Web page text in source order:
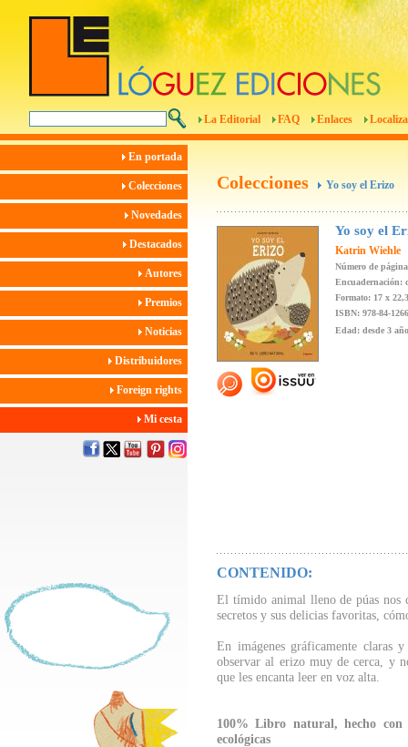
La Editorial FAQ Enlaces
En portada
Colecciones
Novedades
Destacados
Autores
Premios
Noticias
Distribuidores
Foreign rights
Mi cesta
Colecciones Yo soy el Erizo
Yo soy el
Katrin Wiehle
Número de
Encuadernación:
Formato: 17 x
ISBN: 978-84-
Edad: desde 3
CONTENIDO:
El tímido animal lleno de púas nos
secretos y sus delicias favoritas,
En imágenes gráficamente claras
observar al erizo muy de cerca, y
que les encanta leer en voz alta.
100% Libro natural, hecho
ecológicas